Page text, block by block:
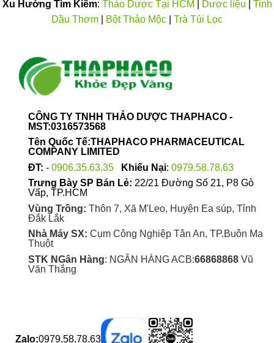
Xu Hướng Tìm Kiếm: Thảo Dược Tại HCM Dược liệu
Tinh
Dầu Thơm
Bột Thảo Mộc Trà Túi Lọc
CÔNG TY TNHH THẢO DƯỢC THAPHACO -
MST:0316573568
Tên Quốc Tế:THAPHACO PHARMACEUTICAL
COMPANY LIMITED
ĐT: - 0906.35.63.35 Khiếu Nại: 0979.58.78.63
Trưng Bày SP Bán Lẻ: 22/21 Đường Số 21, P8 Gò
Vấp, TP.HCM
Vùng Trồng: Thôn 7, Xã M'Leo, Huyện Ea súp, Tỉnh
Đắk Lắk
Nhà Máy SX: Cụm Công Nghiệp Tân An, TP.Buôn Ma
Thuột
STK NGân Hàng: NGÂN HÀNG ACB:66868868Vũ
Văn Thắng
Zalo:0979.58.78.63